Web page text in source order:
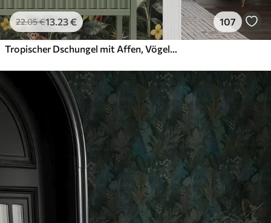
22.05€13.23€ 107
Tropischer Dschungel mit Affen, Vögeln und dichtem Blattwerk